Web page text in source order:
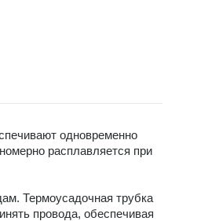
одновременно
расплавляется при
Термоусадочная трубка
провода, обеспечивая